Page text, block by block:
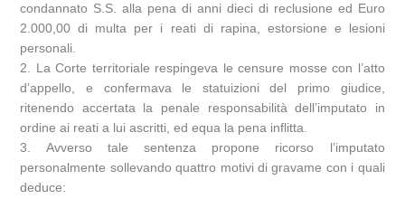
condannato S.S. alla pena di anni dieci di reclusione ed Euro
2.000,00 di multa per i reati di rapina, estorsione e lesioni
personali.
2. La Corte territoriale respingeva le censure mosse con l’atto
d’appello, e confermava le statuizioni del primo giudice,
ritenendo accertata la penale responsabilità dell’imputato in
ordine ai reati a lui ascritti, ed equa la pena inflitta.
3. Avverso tale sentenza propone ricorso l’imputato
personalmente sollevando quattro motivi di gravame con i quali
deduce: